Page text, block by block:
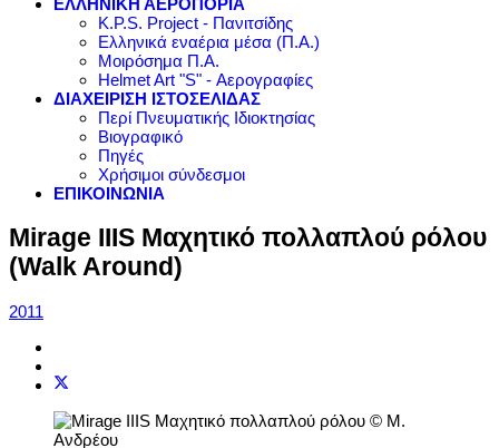
ΕΛΛΗΝΙΚΗ ΑΕΡΟΠΟΡΙΑ
K.P.S. Project - Πανιτσίδης
Ελληνικά εναέρια μέσα (Π.Α.)
Μοιρόσημα Π.Α.
Helmet Art "S" - Αερογραφίες
ΔΙΑΧΕΙΡΙΣΗ ΙΣΤΟΣΕΛΙΔΑΣ
Περί Πνευματικής Ιδιοκτησίας
Βιογραφικό
Πηγές
Χρήσιμοι σύνδεσμοι
ΕΠΙΚΟΙΝΩΝΙΑ
Mirage IIIS Μαχητικό πολλαπλού ρόλου
(Walk Around)
2011